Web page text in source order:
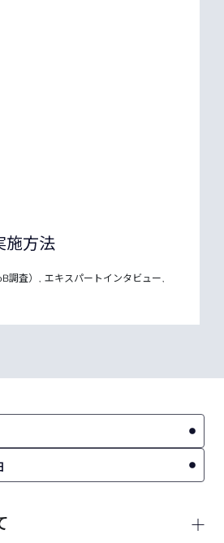
施方法
調査） , エキスパートインタビュー,